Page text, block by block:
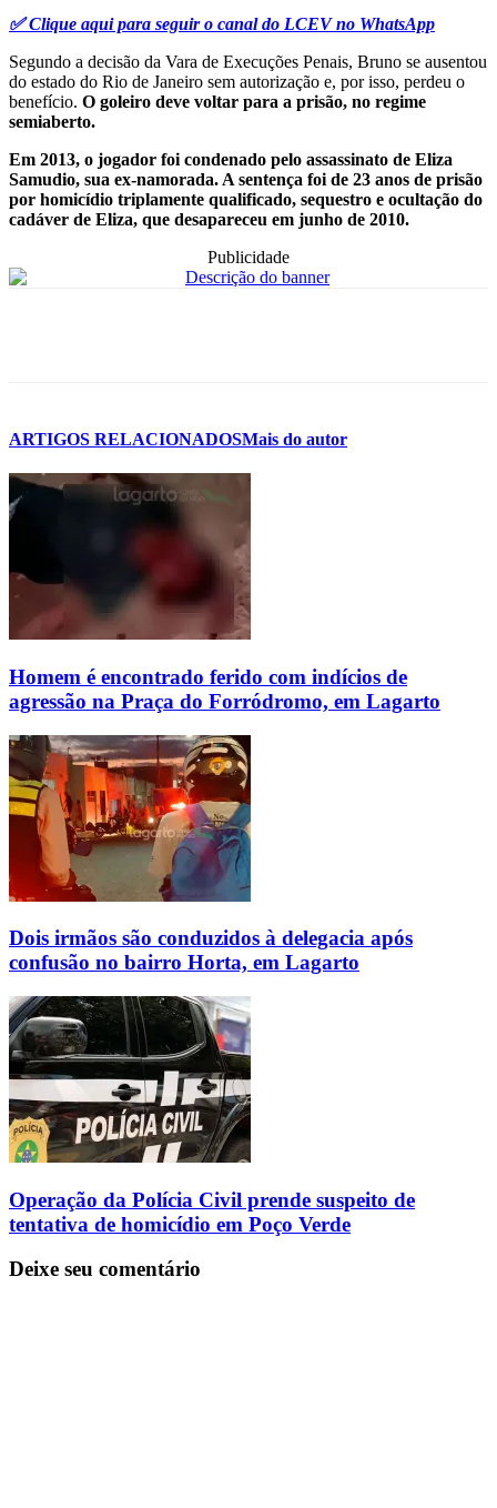
✅ Clique aqui para seguir o canal do LCEV no WhatsApp
Segundo a decisão da Vara de Execuções Penais, Bruno se ausentou
do estado do Rio de Janeiro sem autorização e, por isso, perdeu o
benefício. O goleiro deve voltar para a prisão, no regime
semiaberto.
Em 2013, o jogador foi condenado pelo assassinato de Eliza
Samudio, sua ex-namorada. A sentença foi de 23 anos de prisão
por homicídio triplamente qualificado, sequestro e ocultação do
cadáver de Eliza, que desapareceu em junho de 2010.
Publicidade
ARTIGOS RELACIONADOSMais do autor
Homem é encontrado ferido com indícios de
agressão na Praça do Forródromo, em Lagarto
Dois irmãos são conduzidos à delegacia após
confusão no bairro Horta, em Lagarto
Operação da Polícia Civil prende suspeito de
tentativa de homicídio em Poço Verde
Deixe seu comentário